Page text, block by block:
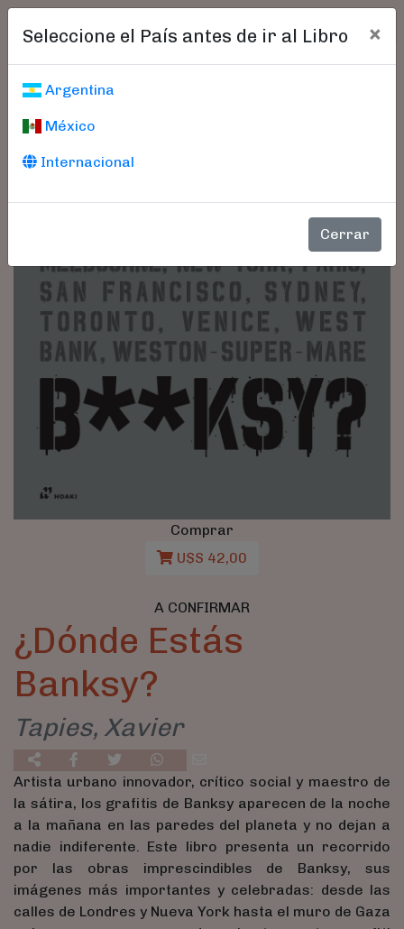
Seleccione el País antes de ir al Libro ×
Argentina
México
Internacional
Cerrar
Comprar
U$S 42,00
A CONFIRMAR
¿Dónde Estás
Banksy?
Tapies, Xavier
Artista urbano innovador, crítico social y maestro de
la sátira, los grafitis de Banksy aparecen de la noche
a la mañana en las paredes del planeta y no dejan a
nadie indiferente. Este libro presenta un recorrido
por las obras imprescindibles de Banksy, sus
imágenes más importantes y celebradas: desde las
calles de Londres y Nueva York hasta el muro de Gaza